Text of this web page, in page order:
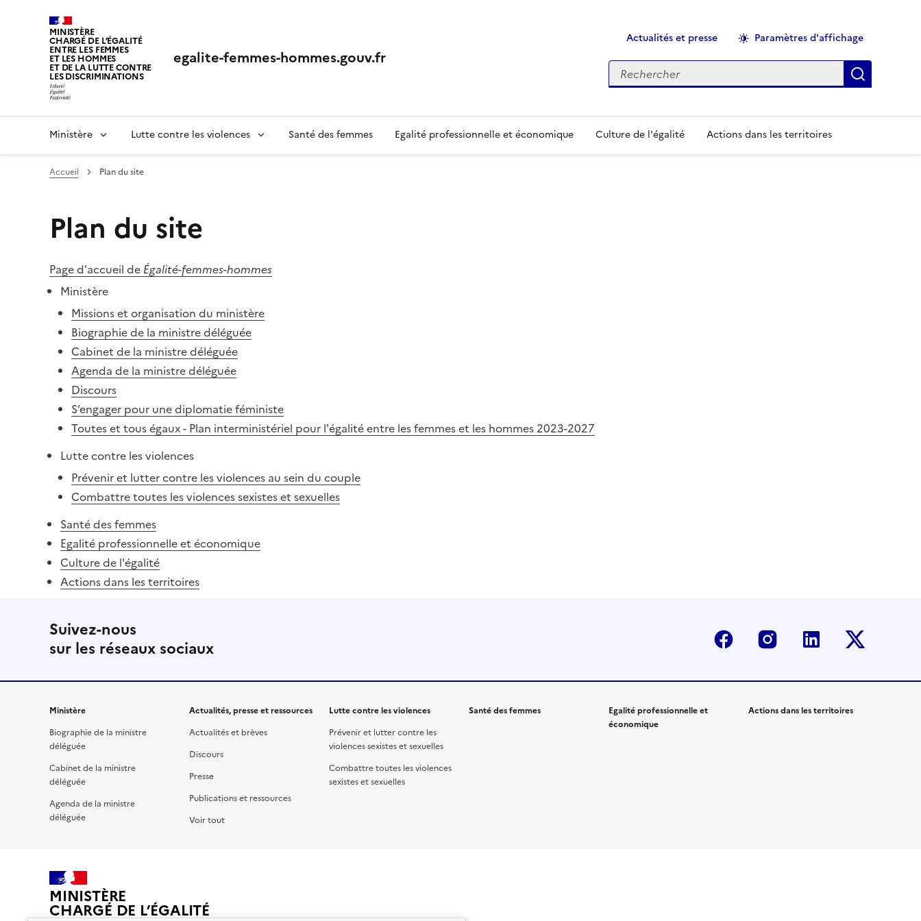
MINISTÈRE
CHARGÉ DE L’ÉGALITÉ
ENTRE LES FEMMES
ET LES HOMMES
ET DE LA LUTTE CONTRE
LES DISCRIMINATIONS
egalite-femmes-hommes.gouv.fr
Actualités et presse Paramètres d'affichage
Rechercher
Ministère Lutte contre les violences Santé des femmes Egalité professionnelle et économique Culture de l'égalité Actions dans les territoires
Accueil Plan du site
Plan du site
Page d'accueil de Égalité-femmes-hommes
Ministère
Missions et organisation du ministère
Biographie de la ministre déléguée
Cabinet de la ministre déléguée
Agenda de la ministre déléguée
Discours
S’engager pour une diplomatie féministe
Toutes et tous égaux - Plan interministériel pour l'égalité entre les femmes et les hommes 2023-2027
Lutte contre les violences
Prévenir et lutter contre les violences au sein du couple
Combattre toutes les violences sexistes et sexuelles
Santé des femmes
Egalité professionnelle et économique
Culture de l'égalité
Actions dans les territoires
Suivez-nous
sur les réseaux sociaux
Facebook InstagramLinkedin
Ministère
Biographie de la ministre
déléguée
Cabinet de la ministre
déléguée
Agenda de la ministre
déléguée
Actualités, presse et ressources
Actualités et brèves
Discours
Presse
Publications et ressources
Voir tout
Lutte contre les violences
Prévenir et lutter contre les
violences sexistes et sexuelles
Combattre toutes les violences
sexistes et sexuelles
Santé des femmes
Egalité professionnelle et
économique
Actions dans les territoires
MINISTÈRE
CHARGÉ DE L’ÉGALITÉ